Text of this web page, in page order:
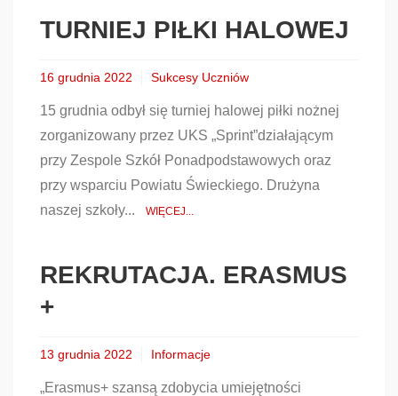
TURNIEJ PIŁKI HALOWEJ
16 grudnia 2022 Sukcesy Uczniów
15 grudnia odbył się turniej halowej piłki nożnej
zorganizowany przez UKS „Sprint”działającym
przy Zespole Szkół Ponadpodstawowych oraz
przy wsparciu Powiatu Świeckiego. Drużyna
naszej szkoły...
WIĘCEJ...
REKRUTACJA. ERASMUS
+
13 grudnia 2022 Informacje
„Erasmus+ szansą zdobycia umiejętności